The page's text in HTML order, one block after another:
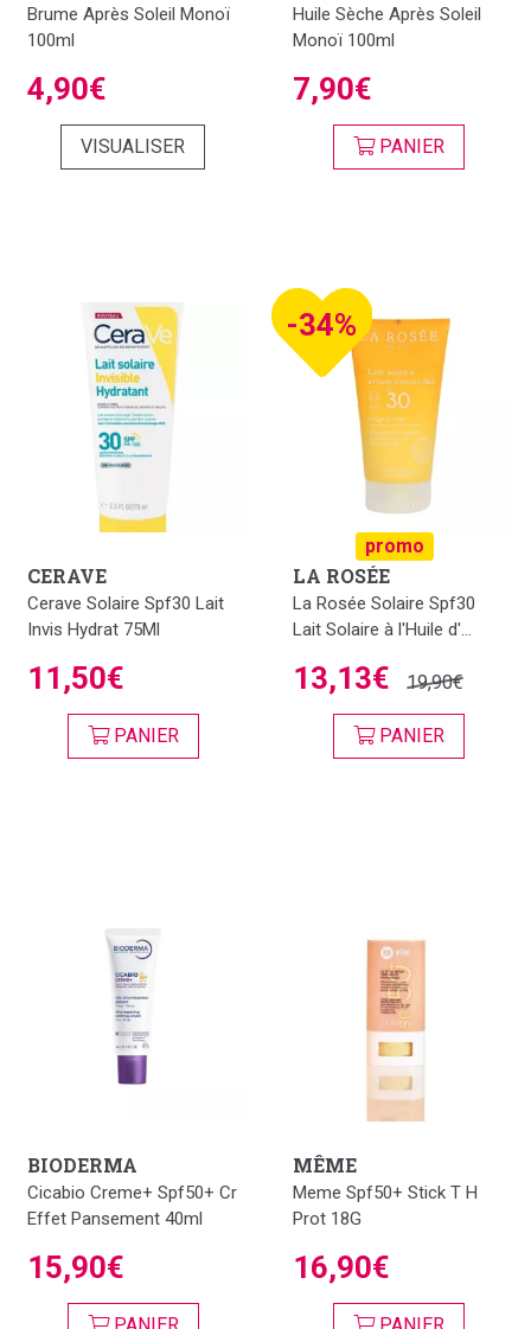
Brume Après Soleil Monoï
100ml
4,90€
VISUALISER
Huile Sèche Après Soleil
Monoï 100ml
7,90€
PANIER
CERAVE
Cerave Solaire Spf30 Lait
Invis Hydrat 75Ml
11,50€
PANIER
-34%
promo
LA ROSÉE
La Rosée Solaire Spf30
Lait Solaire à l'Huile d'...
13,13€ 19,90€
PANIER
BIODERMA
Cicabio Creme+ Spf50+ Cr
Effet Pansement 40ml
15,90€
MÊME
Meme Spf50+ Stick T H
Prot 18G
16,90€